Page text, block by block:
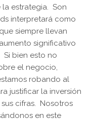
estrategia. Son
interpretará como
siempre llevan
significativo
bien esto no
el negocio,
robando al
justificar la inversión
cifras. Nosotros
en este